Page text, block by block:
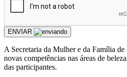
ENVIAR
A Secretaria da Mulher e da Família de
novas competências nas áreas de
das participantes.